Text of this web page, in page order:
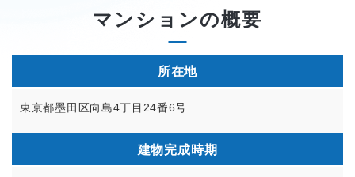
マンションの概要
所在地
東京都墨田区向島4丁目24番6号
建物完成時期